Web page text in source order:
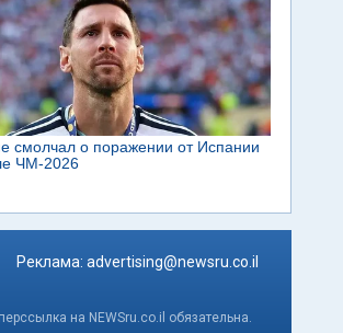
Реклама: advertising@newsru.co.il
на NEWSru.co.il обязательна.